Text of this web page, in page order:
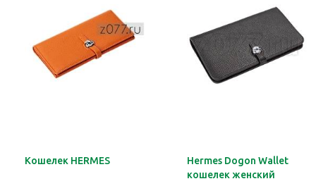
Кошелек HERMES
Hermes Dogon Wallet
кошелек женский